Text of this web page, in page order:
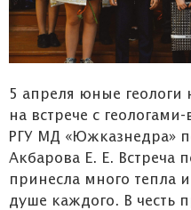
5 апреля юные
на встрече с
РГУ МД «Южказнедра»
Акбарова Е. Е. Встреча
принесла много тепла
душе каждого. В честь